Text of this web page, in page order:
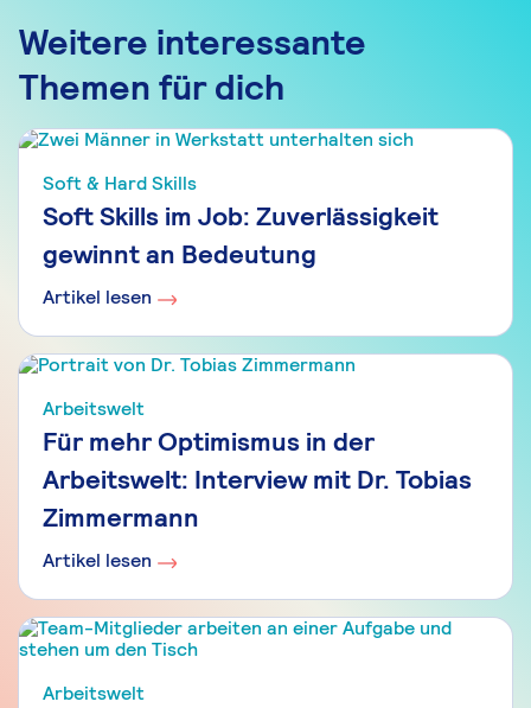
Weitere interessante
Themen für dich
Soft & Hard Skills
Soft Skills im Job: Zuverlässigkeit
gewinnt an Bedeutung
Artikel lesen
Arbeitswelt
Für mehr Optimismus in der
Arbeitswelt: Interview mit Dr. Tobias
Zimmermann
Artikel lesen
Arbeitswelt